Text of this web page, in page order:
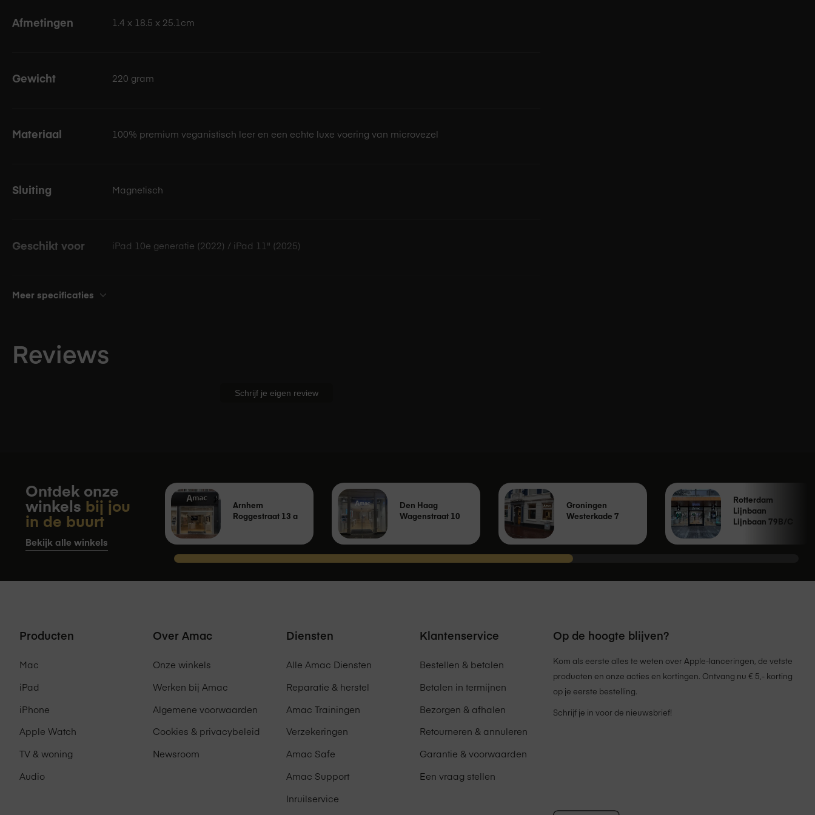
Afmetingen 1.4 x 18.5 x 25.1cm
Gewicht 220 gram
Materiaal 100% premium veganistisch leer en een echte luxe voering van microvezel
Sluiting Magnetisch
Geschikt voor iPad 10e generatie (2022) / iPad 11" (2025)
In de doos
dat een product datgene is of moet doen wat de consument er in alle redelijkheid van mag
garantie verleend. Gedurende dit jaar loopt de garantie voor dit product dan via de fabrikant of
maker. Amac biedt daarnaast standaard twee jaar consumentengarantie bij een niet-zakelijke
aankoop van een product. Dit houdt in dat je tweede garantiejaar via Amac zal verlopen.
Meer specificaties
Reviews
Schrijf je eigen review
Ontdek onze
winkels bij jou
in de buurt
Bekijk alle winkels
Arnhem
Roggestraat 13 a
Den Haag
Wagenstraat 10
Groningen
Westerkade 7
Rotterdam
Lijnbaan
Lijnbaan 79B/C
Producten
Mac
iPad
iPhone
Apple Watch
TV & woning
Audio
Over Amac
Onze winkels
Werken bij Amac
Algemene voorwaarden
Cookies & privacybeleid
Newsroom
Diensten
Alle Amac Diensten
Reparatie & herstel
Amac Trainingen
Verzekeringen
Amac Safe
Amac Support
Inruilservice
Klantenservice
Bestellen & betalen
Betalen in termijnen
Bezorgen & afhalen
Retourneren & annuleren
Garantie & voorwaarden
Een vraag stellen
Op de hoogte blijven?
Kom als eerste alles te weten over Apple-lanceringen, de vetste
producten en onze acties en kortingen. Ontvang nu € 5,- korting
op je eerste bestelling.
Schrijf je in voor de nieuwsbrief!